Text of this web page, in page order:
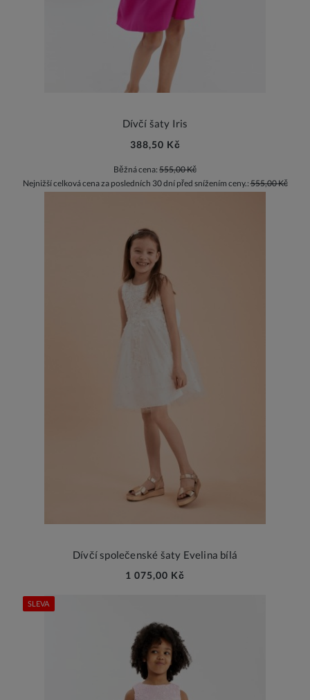
Dívčí šaty Iris
388,50 Kč
Běžná cena: 555,00 Kč
Nejnižší celková cena za posledních 30 dní před snížením ceny.:555,00 Kč
Dívčí společenské šaty Evelina bílá
1 075,00 Kč
SLEVA